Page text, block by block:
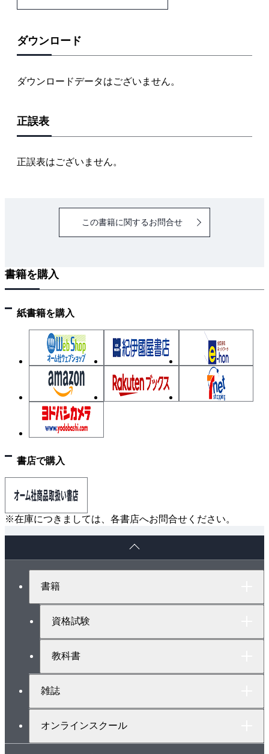
研究、データ、そしてプロダクトの専門知識を組み合
わせる
と
本書が扱っていないこと
行動変容と黒魔術
黒魔術と行動変容はよく似ている
どのようにして本書は書かれることになったのか
研究と着想
第Ⅰ部 心の働きと行動変容を理解する
第1章 心は次にやることをどうやって決めているのか
熟慮の心理、直感の心理
解明される心の動き
ふだんのわたしたちは次に何をするかを選んでいない
過去の経験によって、気づかぬうちに直感的反応と行
動が生じている
外界への反応の仕方は文脈に影響されやすい
わたしたちは「選択している」ときでさえ、さぼって
いる
誰かが答えを教えてくれる
心のリソース（心的資源）はごく限られている
シンプルで当たり前なことがやはり大事だ
まとめ
第2章 なぜ他でもないその行動をするのか
キュー（Cue）
反応（Reaction）
評価（Evaluation）
アビリティ（能力、Ability）
タイミング（Timing）
CREATEアクションファネル
ダウンロード
ダウンロードデータはございません。
正誤表
正誤表はございません。
この書籍に関するお問合せ
書籍を購入
紙書籍を購入
書店で購入
※在庫につきましては、各書店へお問合せください。
書籍
資格試験
教科書
雑誌
オンラインスクール